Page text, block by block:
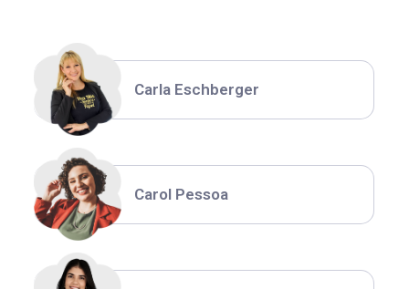
Carla Eschberger
Carol Pessoa